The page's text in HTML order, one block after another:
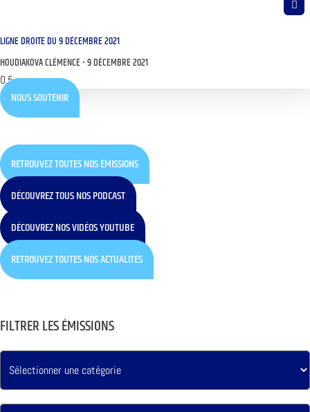
LIGNE DROITE DU 9 DÉCEMBRE 2021
HOUDIAKOVA CLÉMENCE 9 DÉCEMBRE 2021
NOUS SOUTENIR
RETROUVEZ TOUTES NOS ÉMISSIONS
DÉCOUVREZ TOUS NOS PODCAST
DÉCOUVREZ NOS VIDÉOS YOUTUBE
RETROUVEZ TOUTES NOS ACTUALITÉS
FILTRER LES ÉMISSIONS